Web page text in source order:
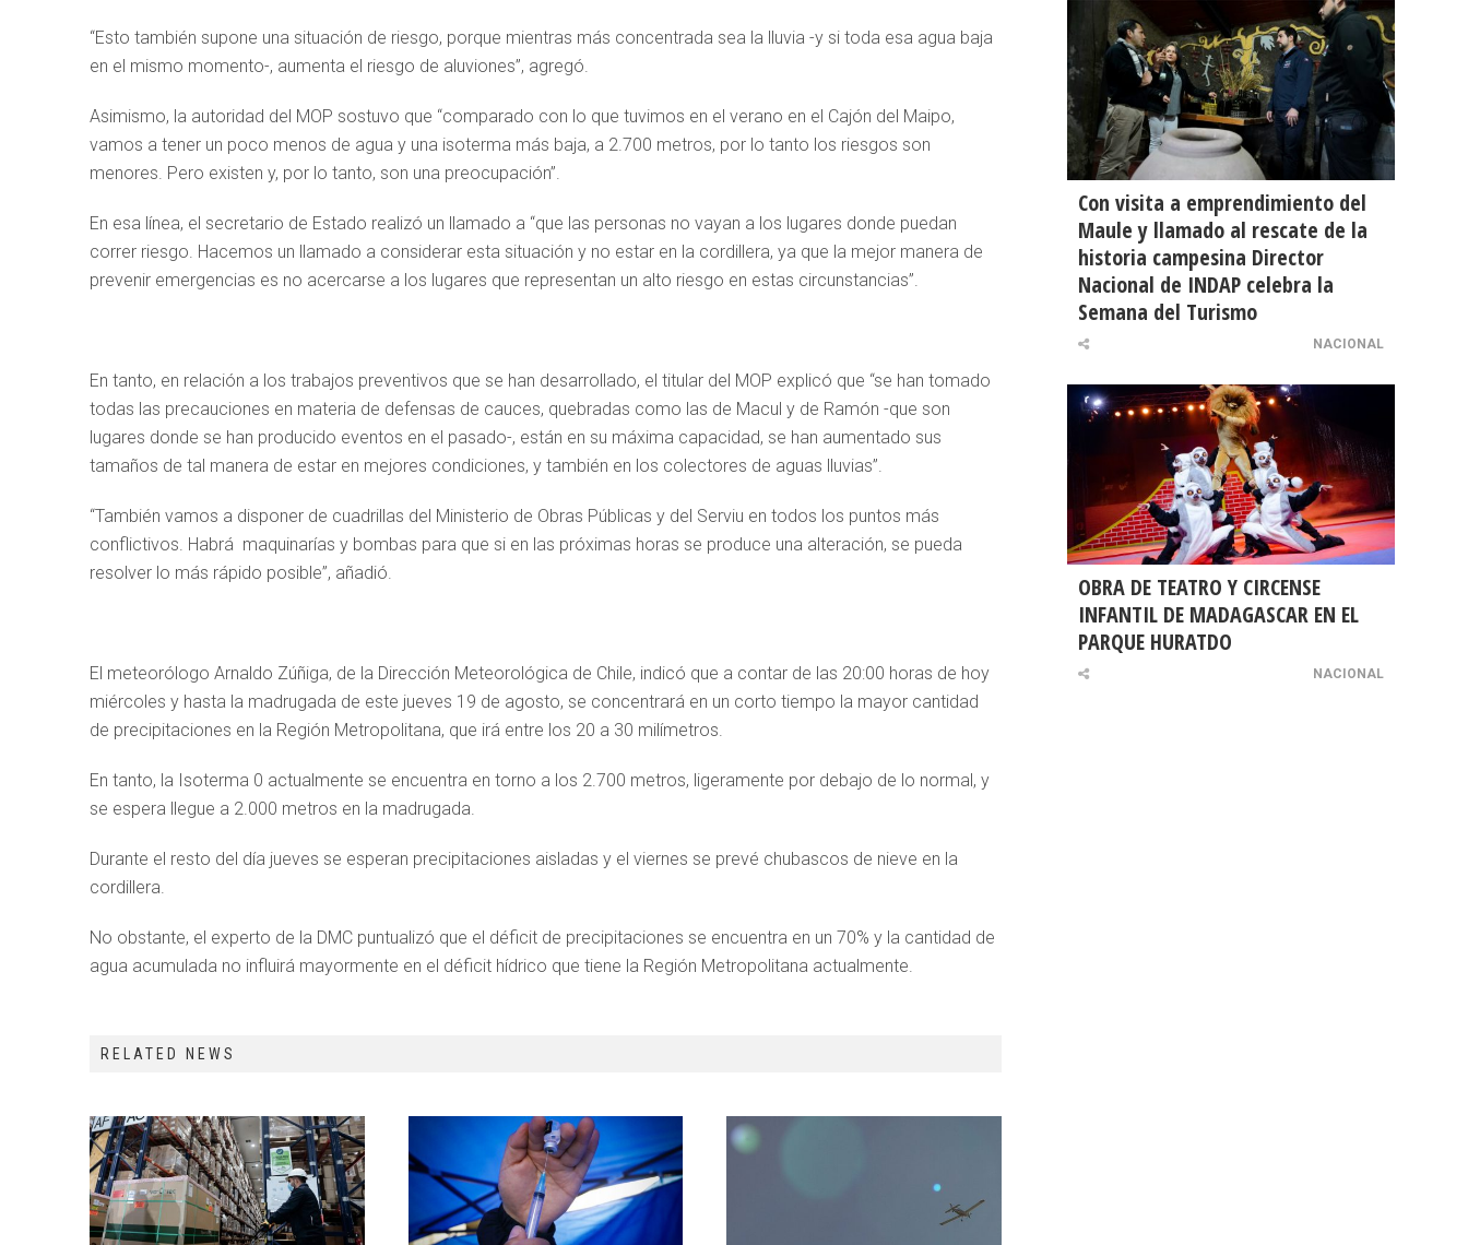
“Esto también supone una situación de riesgo, porque mientras más concentrada sea la lluvia -y si toda esa agua baja
en el mismo momento-, aumenta el riesgo de aluviones”, agregó.
Asimismo, la autoridad del MOP sostuvo que “comparado con lo que tuvimos en el verano en el Cajón del Maipo,
vamos a tener un poco menos de agua y una isoterma más baja, a 2.700 metros, por lo tanto los riesgos son
menores. Pero existen y, por lo tanto, son una preocupación”.
En esa línea, el secretario de Estado realizó un llamado a “que las personas no vayan a los lugares donde puedan
correr riesgo. Hacemos un llamado a considerar esta situación y no estar en la cordillera, ya que la mejor manera de
prevenir emergencias es no acercarse a los lugares que representan un alto riesgo en estas circunstancias”.
En tanto, en relación a los trabajos preventivos que se han desarrollado, el titular del MOP explicó que “se han tomado
todas las precauciones en materia de defensas de cauces, quebradas como las de Macul y de Ramón -que son
lugares donde se han producido eventos en el pasado-, están en su máxima capacidad, se han aumentado sus
tamaños de tal manera de estar en mejores condiciones, y también en los colectores de aguas lluvias”.
“También vamos a disponer de cuadrillas del Ministerio de Obras Públicas y del Serviu en todos los puntos más
conflictivos. Habrá maquinarías y bombas para que si en las próximas horas se produce una alteración, se pueda
resolver lo más rápido posible”, añadió.
El meteorólogo Arnaldo Zúñiga, de la Dirección Meteorológica de Chile, indicó que a contar de las 20:00 horas de hoy
miércoles y hasta la madrugada de este jueves 19 de agosto, se concentrará en un corto tiempo la mayor cantidad
de precipitaciones en la Región Metropolitana, que irá entre los 20 a 30 milímetros.
En tanto, la Isoterma 0 actualmente se encuentra en torno a los 2.700 metros, ligeramente por debajo de lo normal, y
se espera llegue a 2.000 metros en la madrugada.
Durante el resto del día jueves se esperan precipitaciones aisladas y el viernes se prevé chubascos de nieve en la
cordillera.
No obstante, el experto de la DMC puntualizó que el déficit de precipitaciones se encuentra en un 70% y la cantidad de
agua acumulada no influirá mayormente en el déficit hídrico que tiene la Región Metropolitana actualmente.
RELATED NEWS
Con visita a emprendimiento del
Maule y llamado al rescate de la
historia campesina Director
Nacional de INDAP celebra la
Semana del Turismo
NACIONAL
OBRA DE TEATRO Y CIRCENSE
INFANTIL DE MADAGASCAR EN EL
PARQUE HURATDO
NACIONAL